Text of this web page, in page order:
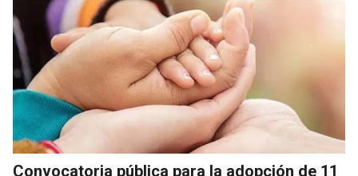
Convocatoria pública para la adopción de 11